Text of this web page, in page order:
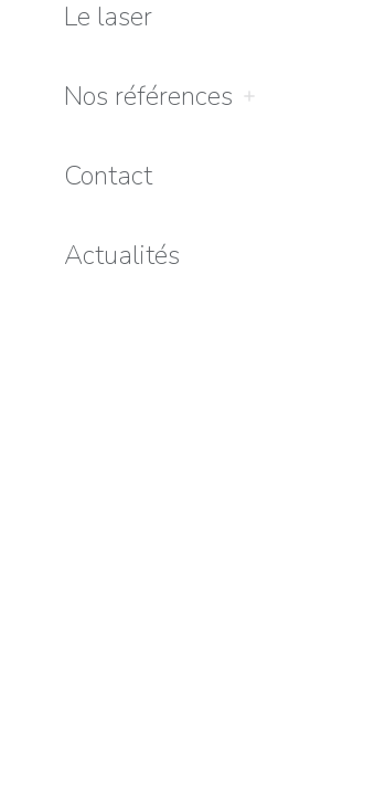
Le laser
Nos références
Contact
Actualités